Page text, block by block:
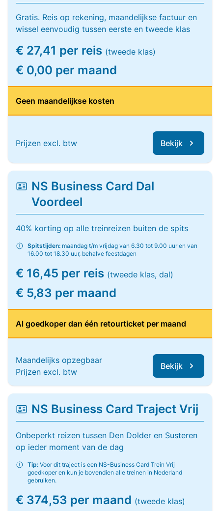
Gratis. Reis op rekening, maandelijkse factuur en
wissel eenvoudig tussen eerste en tweede klas
€ 27,41 per reis (tweede klas)
€ 0,00 per maand
Geen maandelijkse kosten
Prijzen excl. btw Bekijk
NS Business Card Dal
Voordeel
40% korting op alle treinreizen buiten de spits
Spitstijden: maandag t/m vrijdag van 6.30 tot 9.00 uur en van
16.00 tot 18.30 uur, behalve feestdagen
€ 16,45 per reis (tweede klas, dal)
€ 5,83 per maand
Al goedkoper dan één retourticket per maand
Maandelijks opzegbaar
Prijzen excl. btw
Bekijk
NS Business Card Traject Vrij
Onbeperkt reizen tussen Den Dolder en Susteren
op ieder moment van de dag
Tip: Voor dit traject is een NS-Business Card Trein Vrij
goedkoper en kun je bovendien alle treinen in Nederland
gebruiken.
€ 374,53 per maand (tweede klas)